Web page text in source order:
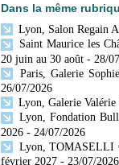
Dans la même
Lyon, Salon Regain
Saint Maurice les
20 juin au 30 août - 28/
Paris, Galerie
26/07/2026
Lyon, Galerie Valérie
Lyon, Fondation
2026 - 24/07/2026
Lyon, TOMASELLI
février 2027 - 23/07/2026